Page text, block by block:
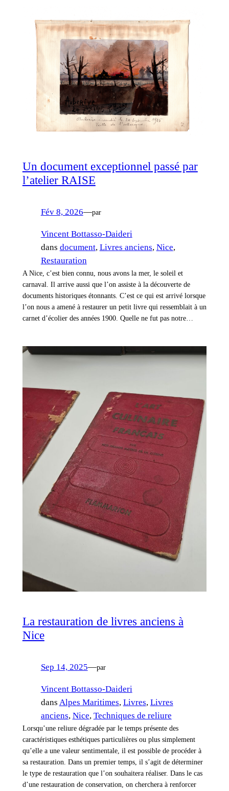
Un document exceptionnel passé par
l’atelier RAISE
Fév 8, 2026—par
Vincent Bottasso-Daideri
dans document, Livres anciens, Nice ,
Restauration
A Nice, c’est bien connu, nous avons la mer, le soleil et
carnaval. Il arrive aussi que l’on assiste à la découverte de
documents historiques étonnants. C’est ce qui est arrivé lorsque
l’on nous a amené à restaurer un petit livre qui ressemblait à un
carnet d’écolier des années 1900. Quelle ne fut pas notre…
La restauration de livres anciens à
Nice
Sep 14, 2025—par
Vincent Bottasso-Daideri
dans Alpes Maritimes, Livres, Livres
anciens, Nice, Techniques de reliure
Lorsqu’une reliure dégradée par le temps présente des
caractéristiques esthétiques particulières ou plus simplement
qu’elle a une valeur sentimentale, il est possible de procéder à
sa restauration. Dans un premier temps, il s’agit de déterminer
le type de restauration que l’on souhaitera réaliser. Dans le cas
d’une restauration de conservation, on cherchera à renforcer